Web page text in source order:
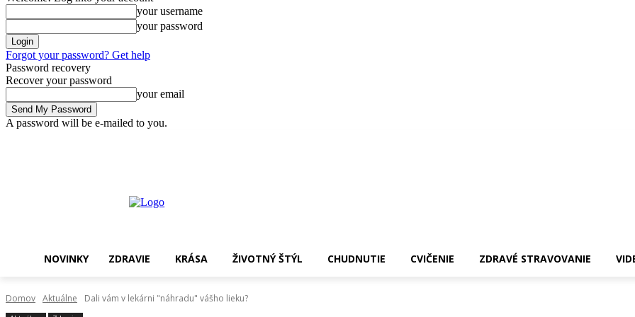
your username
your password
Forgot your password? Get help
Password recovery
Recover your password
your email
A password will be e-mailed to you.
NOVINKY ZDRAVIE KRÁSA ŽIVOTNÝ ŠTÝL CHUDNUTIE CVIČENIE ZDRAVÉ STRAVOVANIE
Domov Aktuálne Dali vám v lekárni "náhradu" vášho lieku?